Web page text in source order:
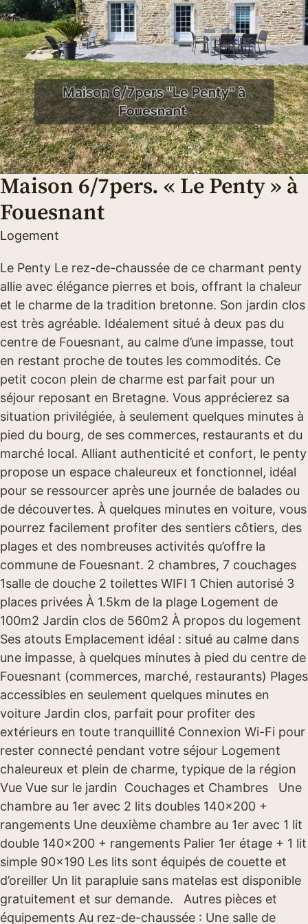
Maison 6/7pers. « Le Penty » à
Fouesnant
Logement
Le Penty Le rez-de-chaussée de ce charmant penty
allie avec élégance pierres et bois, offrant la chaleur
et le charme de la tradition bretonne. Son jardin clos
est très agréable. Idéalement situé à deux pas du
centre de Fouesnant, au calme d’une impasse, tout
en restant proche de toutes les commodités. Ce
petit cocon plein de charme est parfait pour un
séjour reposant en Bretagne. Vous apprécierez sa
situation privilégiée, à seulement quelques minutes à
pied du bourg, de ses commerces, restaurants et du
marché local. Alliant authenticité et confort, le penty
propose un espace chaleureux et fonctionnel, idéal
pour se ressourcer après une journée de balades ou
de découvertes. À quelques minutes en voiture, vous
pourrez facilement profiter des sentiers côtiers, des
plages et des nombreuses activités qu’offre la
commune de Fouesnant. 2 chambres, 7 couchages
1salle de douche 2 toilettes WIFI 1 Chien autorisé 3
places privées À 1.5km de la plage Logement de
100m2 Jardin clos de 560m2 À propos du logement
Ses atouts Emplacement idéal : situé au calme dans
une impasse, à quelques minutes à pied du centre de
Fouesnant (commerces, marché, restaurants) Plages
accessibles en seulement quelques minutes en
voiture Jardin clos, parfait pour profiter des
extérieurs en toute tranquillité Connexion Wi-Fi pour
rester connecté pendant votre séjour Logement
chaleureux et plein de charme, typique de la région
Vue Vue sur le jardin Couchages et Chambres Une
chambre au 1er avec 2 lits doubles 140×200 +
rangements Une deuxième chambre au 1er avec 1 lit
double 140×200 + rangements Palier 1er étage + 1 lit
simple 90×190 Les lits sont équipés de couette et
d’oreiller Un lit parapluie sans matelas est disponible
gratuitement et sur demande. Autres pièces et
équipements Au rez-de-chaussée : Une salle de